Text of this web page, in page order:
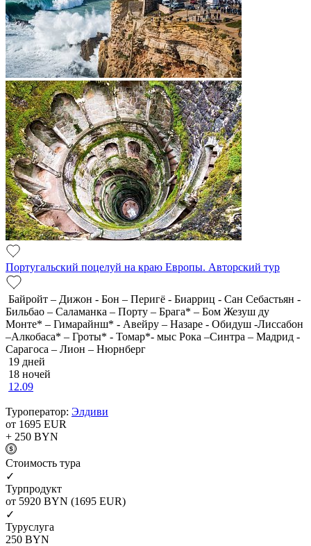
Португальский поцелуй на краю Европы. Авторский тур
Байройт – Дижон - Бон – Перигё - Биарриц - Сан Себастьян -
Бильбао – Саламанка – Порту – Брага* – Бом Жезуш ду
Монте* – Гимарайнш* - Авейру – Назаре - Обидуш -Лиссабон
–Алкобаса* – Гроты* - Томар*- мыс Рока –Синтра – Мадрид -
Сарагоса – Лион – Нюрнберг
19 дней
18 ночей
12.09
Туроператор: Элдиви
от 1695 EUR
+ 250 BYN
Cтоимость тура
✓
Турпродукт
от 5920 BYN (1695 EUR)
✓
Туруслуга
250 BYN